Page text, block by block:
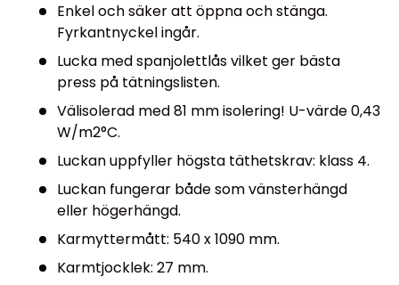
Enkel och säker att öppna och stänga.
Fyrkantnyckel ingår.
Lucka med spanjolettlås vilket ger bästa
press på tätningslisten.
Välisolerad med 81 mm isolering! U-värde 0,43
W/m2°C.
Luckan uppfyller högsta täthetskrav: klass 4.
Luckan fungerar både som vänsterhängd
eller högerhängd.
Karmyttermått: 540 x 1090 mm.
Karmtjocklek: 27 mm.